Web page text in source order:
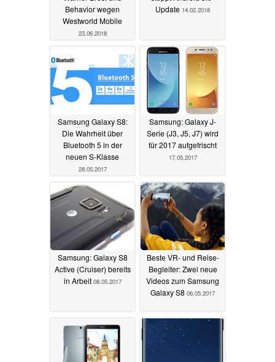
Behavior wegen
Westworld Mobile
23.06.2018
Update 14.02.2018
Samsung Galaxy S8:
Die Wahrheit über
Bluetooth 5 in der
neuen S-Klasse
28.05.2017
Samsung: Galaxy J-
Serie (J3, J5, J7) wird
für 2017 aufgefrischt
17.05.2017
Samsung: Galaxy S8
Active (Cruiser) bereits
in Arbeit 08.05.2017
Beste VR- und Reise-
Begleiter: Zwei neue
Videos zum Samsung
Galaxy S8 06.05.2017